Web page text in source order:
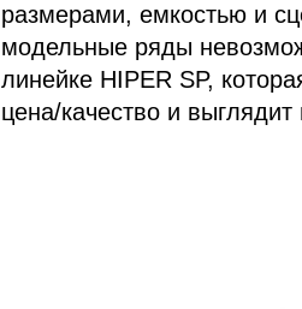
размерами, емкостью и
модельные ряды
линейке HIPER SP,
цена/качество и